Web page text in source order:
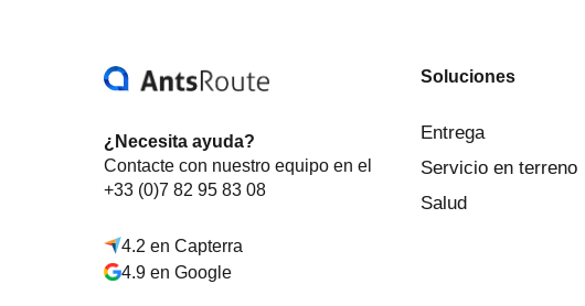
¿Necesita ayuda?
Contacte con nuestro equipo en el
+33 (0)7 82 95 83 08
4.2 en Capterra
4.9 en Google
Soluciones
Entrega
Servicio en terreno
Salud